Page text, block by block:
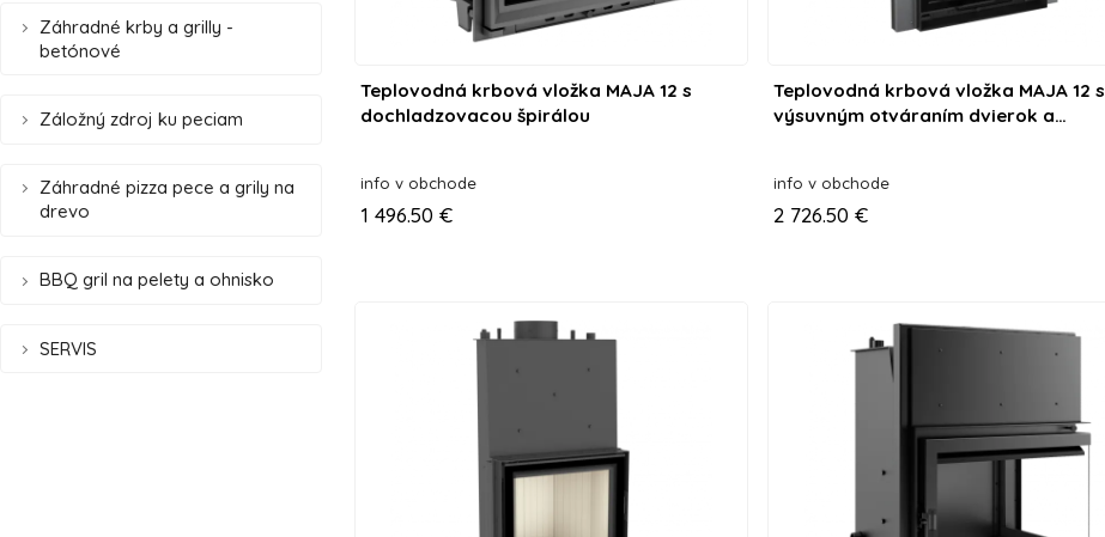
Záhradné krby a grilly -
betónové
Záložný zdroj ku peciam
Záhradné pizza pece a grily na
drevo
BBQ gril na pelety a ohnisko
SERVIS
Teplovodná krbová vložka MAJA 12 s
dochladzovacou špirálou
info v obchode
1 496.50 €
Teplovodná krbová vložka MAJA 12 s
výsuvným otváraním dvierok a
info v obchode
2 726.50 €